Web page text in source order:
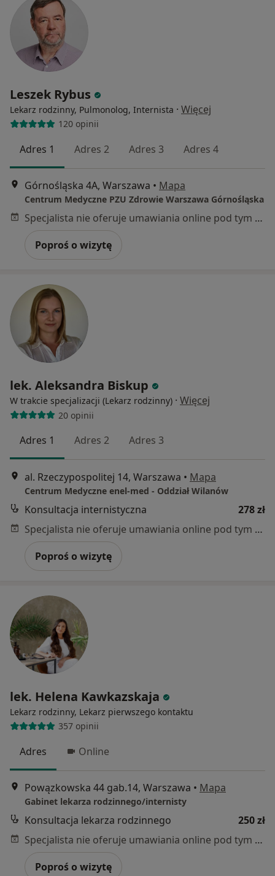
Leszek Rybus
Lekarz rodzinny, Pulmonolog, Internista · Więcej
120 opinii
Adres 1 Adres 2 Adres 3 Adres 4
Górnośląska 4A, Warszawa • Mapa
Centrum Medyczne PZU Zdrowie Warszawa Górnośląska
Specjalista nie oferuje umawiania online pod tym adresem.
Poproś o wizytę
lek. Aleksandra Biskup
W trakcie specjalizacji (Lekarz rodzinny) · Więcej
20 opinii
Adres 1 Adres 2 Adres 3
al. Rzeczypospolitej 14, Warszawa • Mapa
Centrum Medyczne enel-med - Oddział Wilanów
Konsultacja internistyczna
278 zł
Specjalista nie oferuje umawiania online pod tym adresem.
Poproś o wizytę
lek. Helena Kawkazskaja
Lekarz rodzinny, Lekarz pierwszego kontaktu
357 opinii
Adres Online
Powązkowska 44 gab.14, Warszawa • Mapa
Gabinet lekarza rodzinnego/internisty
Konsultacja lekarza rodzinnego
250 zł
Specjalista nie oferuje umawiania online pod tym adresem.
Poproś o wizytę